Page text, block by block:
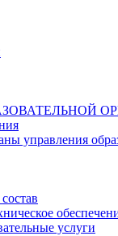
управления
услуги